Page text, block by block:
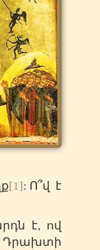
[1]: Ո՞վ է
է, ով